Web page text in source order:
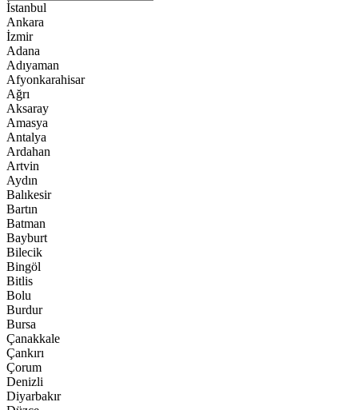
İstanbul
Ankara
İzmir
Adana
Adıyaman
Afyonkarahisar
Ağrı
Aksaray
Amasya
Antalya
Ardahan
Artvin
Aydın
Balıkesir
Bartın
Batman
Bayburt
Bilecik
Bingöl
Bitlis
Bolu
Burdur
Bursa
Çanakkale
Çankırı
Çorum
Denizli
Diyarbakır